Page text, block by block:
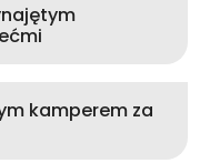
kamperem za